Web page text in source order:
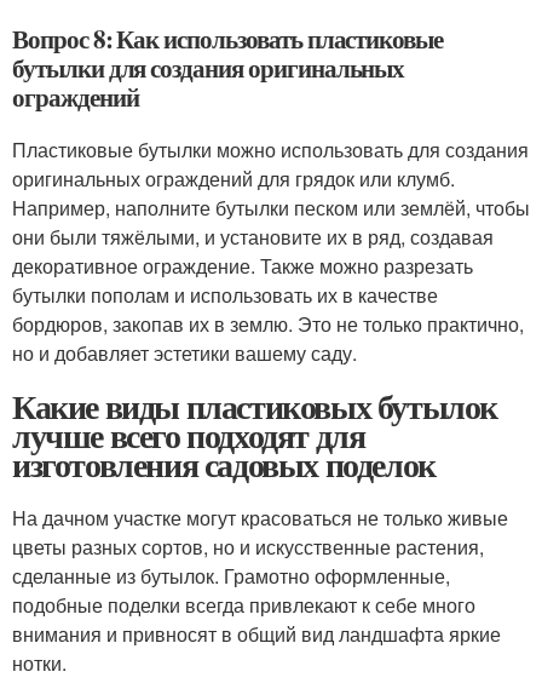
Вопрос 8: Как использовать пластиковые
бутылки для создания оригинальных
ограждений
Пластиковые бутылки можно использовать для создания
оригинальных ограждений для грядок или клумб.
Например, наполните бутылки песком или землёй, чтобы
они были тяжёлыми, и установите их в ряд, создавая
декоративное ограждение. Также можно разрезать
бутылки пополам и использовать их в качестве
бордюров, закопав их в землю. Это не только практично,
но и добавляет эстетики вашему саду.
Какие виды пластиковых бутылок
лучше всего подходят для
изготовления садовых поделок
На дачном участке могут красоваться не только живые
цветы разных сортов, но и искусственные растения,
сделанные из бутылок. Грамотно оформленные,
подобные поделки всегда привлекают к себе много
внимания и привносят в общий вид ландшафта яркие
нотки.